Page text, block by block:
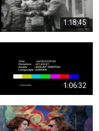
1:18:45
1:06:32